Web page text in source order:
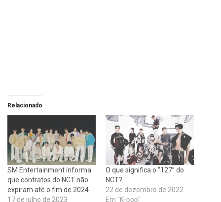
Relacionado
SM Entertainment informa
que contratos do NCT não
expiram até o fim de 2024
17 de julho de 2023
O que significa o “127” do
NCT?
22 de dezembro de 2022
Em "K-pop"